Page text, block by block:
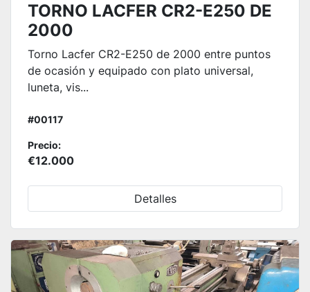
TORNO LACFER CR2-E250 DE
2000
Torno Lacfer CR2-E250 de 2000 entre puntos
de ocasión y equipado con plato universal,
luneta, vis...
#00117
Precio:
€12.000
Detalles